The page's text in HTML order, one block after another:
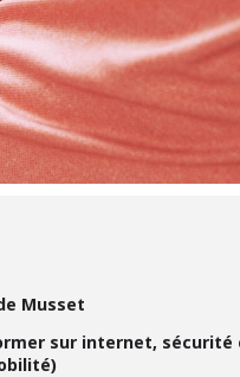
Musset
sur internet,